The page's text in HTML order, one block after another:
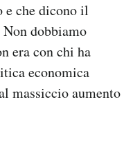
e che dicono il
dobbiamo
era con chi ha
economica
massiccio aumento